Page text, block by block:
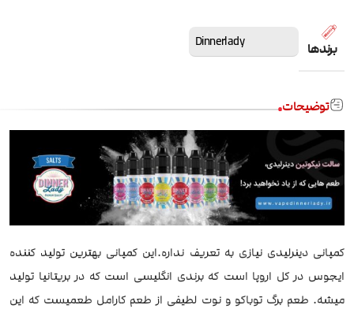
برندها Dinnerlady
توضیحات
کمپانی دینرلیدی نیازی به تعریف نداره.این کمپانی بهترین تولید کننده
ایجوس در کل اروپا است که برندی انگلیسی است که در بریتانیا تولید
میشه. طعم برگ توباکو و نوت لطیفی از طعم کارامل طعمیست که این